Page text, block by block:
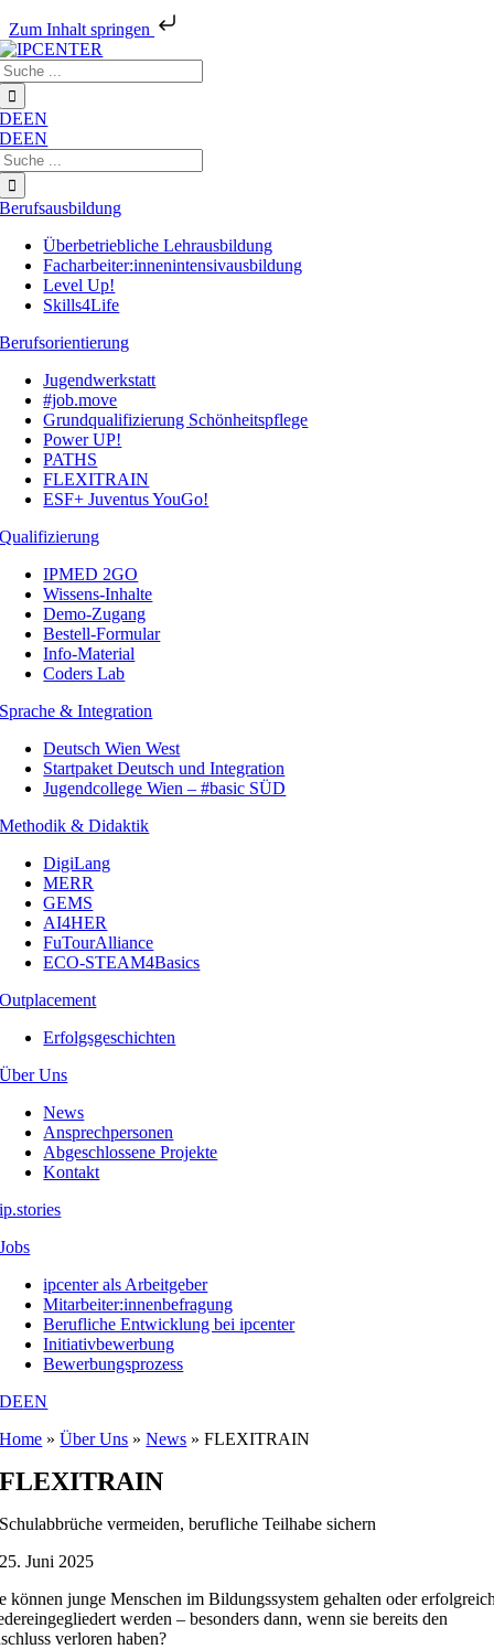
Zum Inhalt springen
Zum
Inhalt
springen
DEEN
DEEN
Berufsausbildung
Überbetriebliche Lehrausbildung
Facharbeiter:innenintensivausbildung
Level Up!
Skills4Life
Berufsorientierung
Jugendwerkstatt
#job.move
Grundqualifizierung Schönheitspflege
Power UP!
PATHS
FLEXITRAIN
ESF+ Juventus YouGo!
Qualifizierung
IPMED 2GO
Wissens-Inhalte
Demo-Zugang
Bestell-Formular
Info-Material
Coders Lab
Sprache & Integration
Deutsch Wien West
Startpaket Deutsch und Integration
Jugendcollege Wien – #basic SÜD
Methodik & Didaktik
DigiLang
MERR
GEMS
AI4HER
FuTourAlliance
ECO-STEAM4Basics
Outplacement
Erfolgsgeschichten
Über Uns
News
Ansprechpersonen
Abgeschlossene Projekte
Kontakt
ip.stories
Jobs
ipcenter als Arbeitgeber
Mitarbeiter:innenbefragung
Berufliche Entwicklung bei ipcenter
Initiativbewerbung
Bewerbungsprozess
DEEN
Home »Über Uns »News »FLEXITRAIN
FLEXITRAIN
Schulabbrüche vermeiden, berufliche Teilhabe sichern
25. Juni 2025
können junge Menschen im Bildungssystem gehalten oder
werden – besonders dann, wenn sie bereits den
verloren haben?